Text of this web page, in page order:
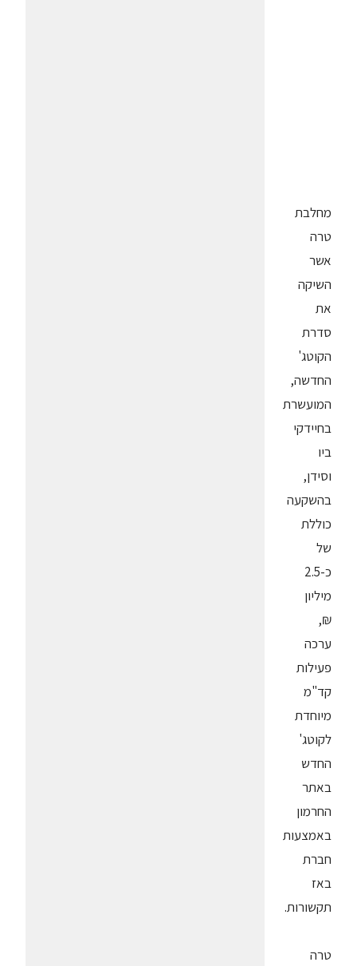
מחלבת
טרה
אשר
השיקה
את
סדרת
הקוטג'
החדשה,
המועשרת
בחיידקי
ביו
וסידן,
בהשקעה
כוללת
של
כ-2.5
מיליון
₪,
ערכה
פעילות
קד"מ
מיוחדת
לקוטג'
החדש
באתר
החרמון
באמצעות
חברת
באז
תקשורות.
טרה